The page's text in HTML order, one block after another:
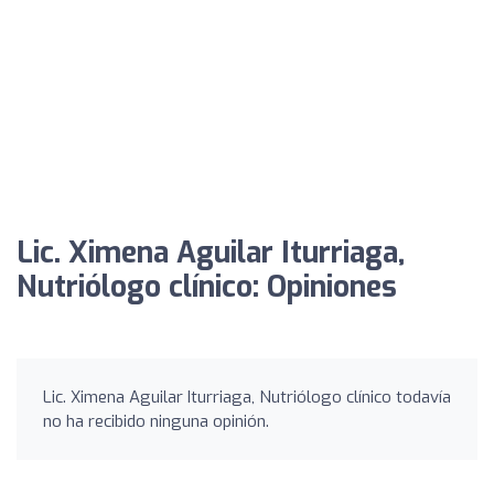
Lic. Ximena Aguilar Iturriaga,
Nutriólogo clínico: Opiniones
Lic. Ximena Aguilar Iturriaga, Nutriólogo clínico todavía
no ha recibido ninguna opinión.